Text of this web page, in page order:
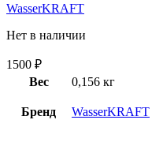
WasserKRAFT
Нет в наличии
1500 ₽
Вес
0,156 кг
Бренд WasserKRAFT